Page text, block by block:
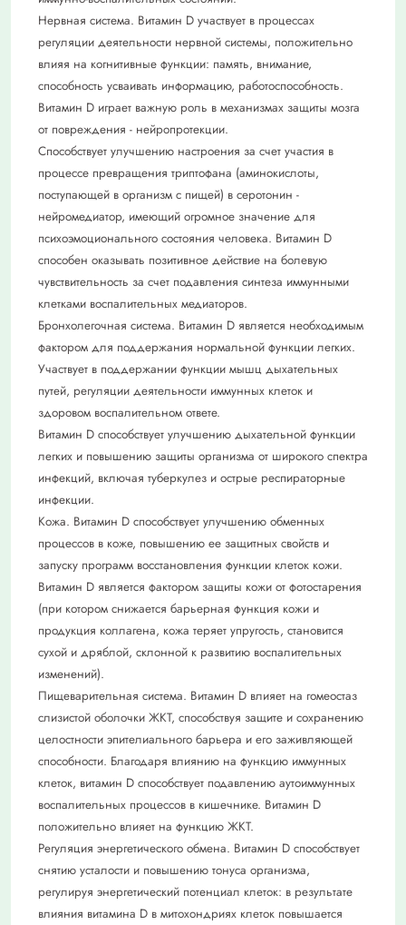
Нервная система. Витамин D участвует в процессах
регуляции деятельности нервной системы, положительно
влияя на когнитивные функции: память, внимание,
способность усваивать информацию, работоспособность.
Витамин D играет важную роль в механизмах защиты мозга
от повреждения - нейропротекции.
Способствует улучшению настроения за счет участия в
процессе превращения триптофана (аминокислоты,
поступающей в организм с пищей) в серотонин -
нейромедиатор, имеющий огромное значение для
психоэмоционального состояния человека. Витамин D
способен оказывать позитивное действие на болевую
чувствительность за счет подавления синтеза иммунными
клетками воспалительных медиаторов.
Бронхолегочная система. Витамин D является необходимым
фактором для поддержания нормальной функции легких.
Участвует в поддержании функции мышц дыхательных
путей, регуляции деятельности иммунных клеток и
здоровом воспалительном ответе.
Витамин D способствует улучшению дыхательной функции
легких и повышению защиты организма от широкого спектра
инфекций, включая туберкулез и острые респираторные
инфекции.
Кожа. Витамин D способствует улучшению обменных
процессов в коже, повышению ее защитных свойств и
запуску программ восстановления функции клеток кожи.
Витамин D является фактором защиты кожи от фотостарения
(при котором снижается барьерная функция кожи и
продукция коллагена, кожа теряет упругость, становится
сухой и дряблой, склонной к развитию воспалительных
изменений).
Пищеварительная система. Витамин D влияет на гомеостаз
слизистой оболочки ЖКТ, способствуя защите и сохранению
целостности эпителиального барьера и его заживляющей
способности. Благодаря влиянию на функцию иммунных
клеток, витамин D способствует подавлению аутоиммунных
воспалительных процессов в кишечнике. Витамин D
положительно влияет на функцию ЖКТ.
Регуляция энергетического обмена. Витамин D способствует
снятию усталости и повышению тонуса организма,
регулируя энергетический потенциал клеток: в результате
влияния витамина D в митохондриях клеток повышается